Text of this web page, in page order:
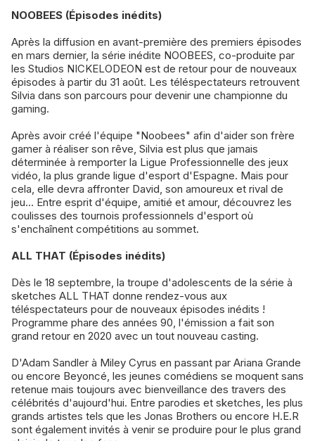
NOOBEES (Épisodes inédits)
Après la diffusion en avant-première des premiers épisodes
en mars dernier, la série inédite NOOBEES, co-produite par
les Studios NICKELODEON est de retour pour de nouveaux
épisodes à partir du 31 août. Les téléspectateurs retrouvent
Silvia dans son parcours pour devenir une championne du
gaming.
Après avoir créé l'équipe "Noobees" afin d'aider son frère
gamer à réaliser son rêve, Silvia est plus que jamais
déterminée à remporter la Ligue Professionnelle des jeux
vidéo, la plus grande ligue d'esport d'Espagne. Mais pour
cela, elle devra affronter David, son amoureux et rival de
jeu... Entre esprit d'équipe, amitié et amour, découvrez les
coulisses des tournois professionnels d'esport où
s'enchaînent compétitions au sommet.
ALL THAT (Épisodes inédits)
Dès le 18 septembre, la troupe d'adolescents de la série à
sketches ALL THAT donne rendez-vous aux
téléspectateurs pour de nouveaux épisodes inédits !
Programme phare des années 90, l'émission a fait son
grand retour en 2020 avec un tout nouveau casting.
D'Adam Sandler à Miley Cyrus en passant par Ariana Grande
ou encore Beyoncé, les jeunes comédiens se moquent sans
retenue mais toujours avec bienveillance des travers des
célébrités d'aujourd'hui. Entre parodies et sketches, les plus
grands artistes tels que les Jonas Brothers ou encore H.E.R
sont également invités à venir se produire pour le plus grand